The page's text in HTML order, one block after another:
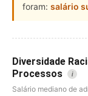
foram: salário
Diversidade
Processos
i
Salário mediano de